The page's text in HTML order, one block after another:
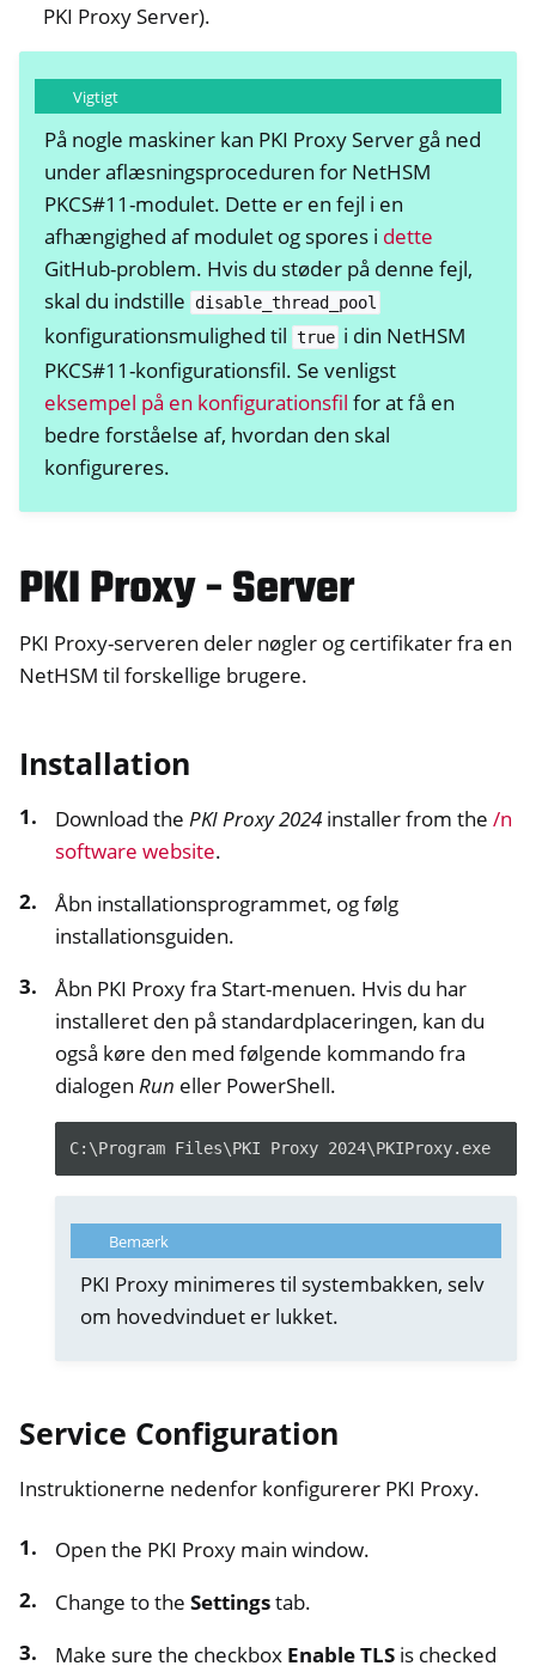
PKI Proxy Server).
Vigtigt
På nogle maskiner kan PKI Proxy Server gå ned
under aflæsningsproceduren for NetHSM
PKCS#11-modulet. Dette er en fejl i en
afhængighed af modulet og spores i dette
GitHub-problem. Hvis du støder på denne fejl,
skal du indstille disable_thread_pool
konfigurationsmulighed til true i din NetHSM
PKCS#11-konfigurationsfil. Se venligst
eksempel på en konfigurationsfil for at få en
bedre forståelse af, hvordan den skal
konfigureres.
PKI Proxy - Server
PKI Proxy-serveren deler nøgler og certifikater fra en
NetHSM til forskellige brugere.
Installation
Download the PKI Proxy 2024 installer from the /n
software website.
Åbn installationsprogrammet, og følg
installationsguiden.
Åbn PKI Proxy fra Start-menuen. Hvis du har
installeret den på standardplaceringen, kan du
også køre den med følgende kommando fra
dialogen Run eller PowerShell.
C:\Program Files\PKI Proxy 2024\PKIProxy.exe
Bemærk
PKI Proxy minimeres til systembakken, selv
om hovedvinduet er lukket.
Service Configuration
Instruktionerne nedenfor konfigurerer PKI Proxy.
Open the PKI Proxy main window.
Change to the Settingstab.
Make sure the checkbox Enable TLS is checked